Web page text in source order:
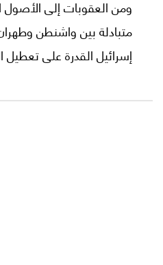
ومن العقوبات إلى
متبادلة بين واشنطن
إسرائيل القدرة على تعطيل